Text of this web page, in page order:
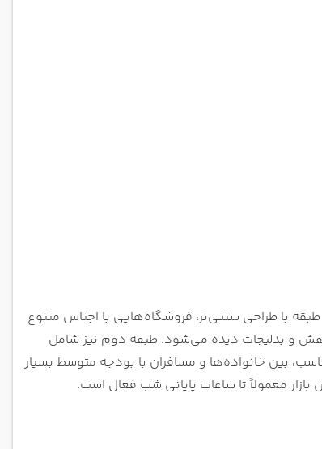
با طراحی سنتی‌تر، فروشگاه‌هایی با اجناس متنوع
و بدلیجات دیده می‌شود. طبقه دوم نیز شامل
بین خانواده‌ها و مسافران با بودجه متوسط بسیار
معمولاً تا ساعات پایانی شب فعال است.